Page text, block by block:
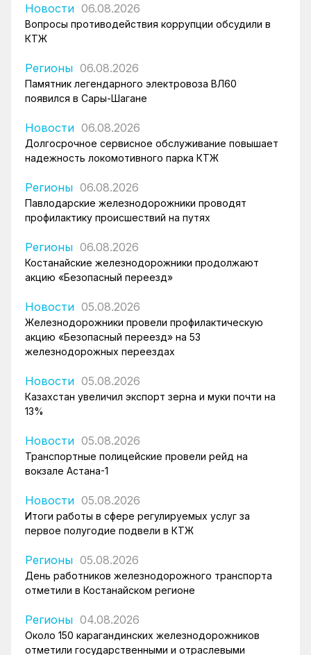
Новости 06.08.2026
Вопросы противодействия коррупции обсудили в
КТЖ
Регионы 06.08.2026
Памятник легендарного электровоза ВЛ60
появился в Сары-Шагане
Новости 06.08.2026
Долгосрочное сервисное обслуживание повышает
надежность локомотивного парка КТЖ
Регионы 06.08.2026
Павлодарские железнодорожники проводят
профилактику происшествий на путях
Регионы 06.08.2026
Костанайские железнодорожники продолжают
акцию «Безопасный переезд»
Новости 05.08.2026
Железнодорожники провели профилактическую
акцию «Безопасный переезд» на 53
железнодорожных переездах
Новости 05.08.2026
Казахстан увеличил экспорт зерна и муки почти на
13%
Новости 05.08.2026
Транспортные полицейские провели рейд на
вокзале Астана-1
Новости 05.08.2026
Итоги работы в сфере регулируемых услуг за
первое полугодие подвели в КТЖ
Регионы 05.08.2026
День работников железнодорожного транспорта
отметили в Костанайском регионе
Регионы 04.08.2026
Около 150 карагандинских железнодорожников
отметили государственными и отраслевыми